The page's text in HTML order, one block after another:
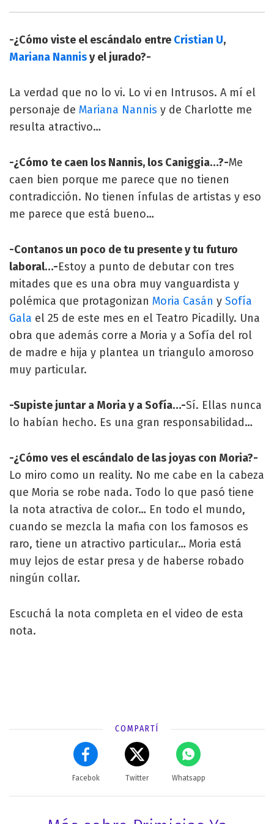
-¿Cómo viste el escándalo entre Cristian U,
Mariana Nannisy el jurado?-
La verdad que no lo vi. Lo vi en Intrusos. A mí el
personaje de Mariana Nannis y de Charlotte me
resulta atractivo…
-¿Cómo te caen los Nannis, los Caniggia…?-Me
caen bien porque me parece que no tienen
contradicción. No tienen ínfulas de artistas y eso
me parece que está bueno…
-Contanos un poco de tu presente y tu futuro
laboral…-Estoy a punto de debutar con tres
mitades que es una obra muy vanguardista y
polémica que protagonizan Moria Casán y Sofía
Gala el 25 de este mes en el Teatro Picadilly. Una
obra que además corre a Moria y a Sofía del rol
de madre e hija y plantea un triangulo amoroso
muy particular.
-Supiste juntar a Moria y a Sofía…-Sí. Ellas nunca
lo habían hecho. Es una gran responsabilidad…
-¿Cómo ves el escándalo de las joyas con Moria?-
Lo miro como un reality. No me cabe en la cabeza
que Moria se robe nada. Todo lo que pasó tiene
la nota atractiva de color… En todo el mundo,
cuando se mezcla la mafia con los famosos es
raro, tiene un atractivo particular… Moria está
muy lejos de estar presa y de haberse robado
ningún collar.
Escuchá la nota completa en el video de esta
nota.
COMPARTÍ
Facebok Twitter Whatsapp